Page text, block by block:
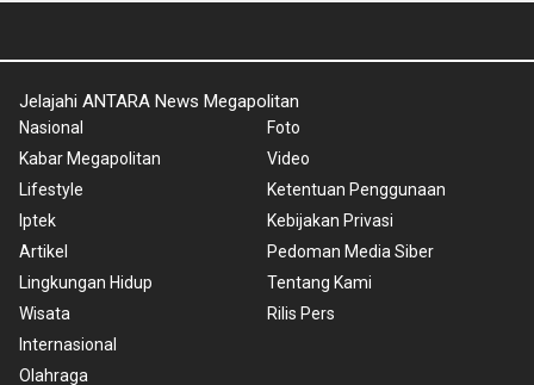
Jelajahi ANTARA News Megapolitan
Nasional
Kabar Megapolitan
Lifestyle
Iptek
Artikel
Lingkungan Hidup
Wisata
Internasional
Olahraga
Foto
Video
Ketentuan Penggunaan
Kebijakan Privasi
Pedoman Media Siber
Tentang Kami
Rilis Pers